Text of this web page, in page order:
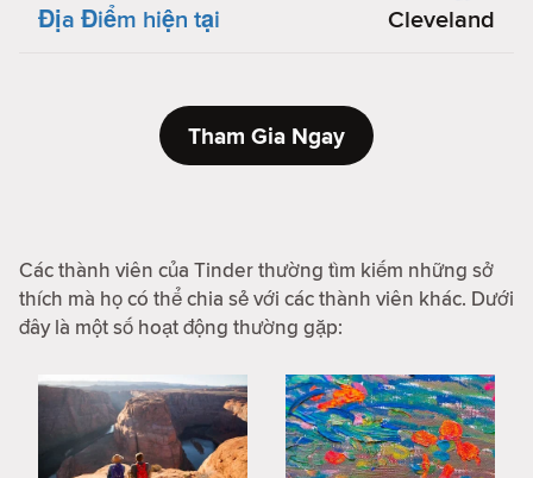
Địa Điểm hiện tại Cleveland
Tham Gia Ngay
Các thành viên của Tinder thường tìm kiếm những sở
thích mà họ có thể chia sẻ với các thành viên khác. Dưới
đây là một số hoạt động thường gặp: